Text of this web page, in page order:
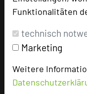
Funktionalitäten
technisch
Marketing
Weitere
Tagungsplaner
Tagungsleiter
Tagungsteilnehmer